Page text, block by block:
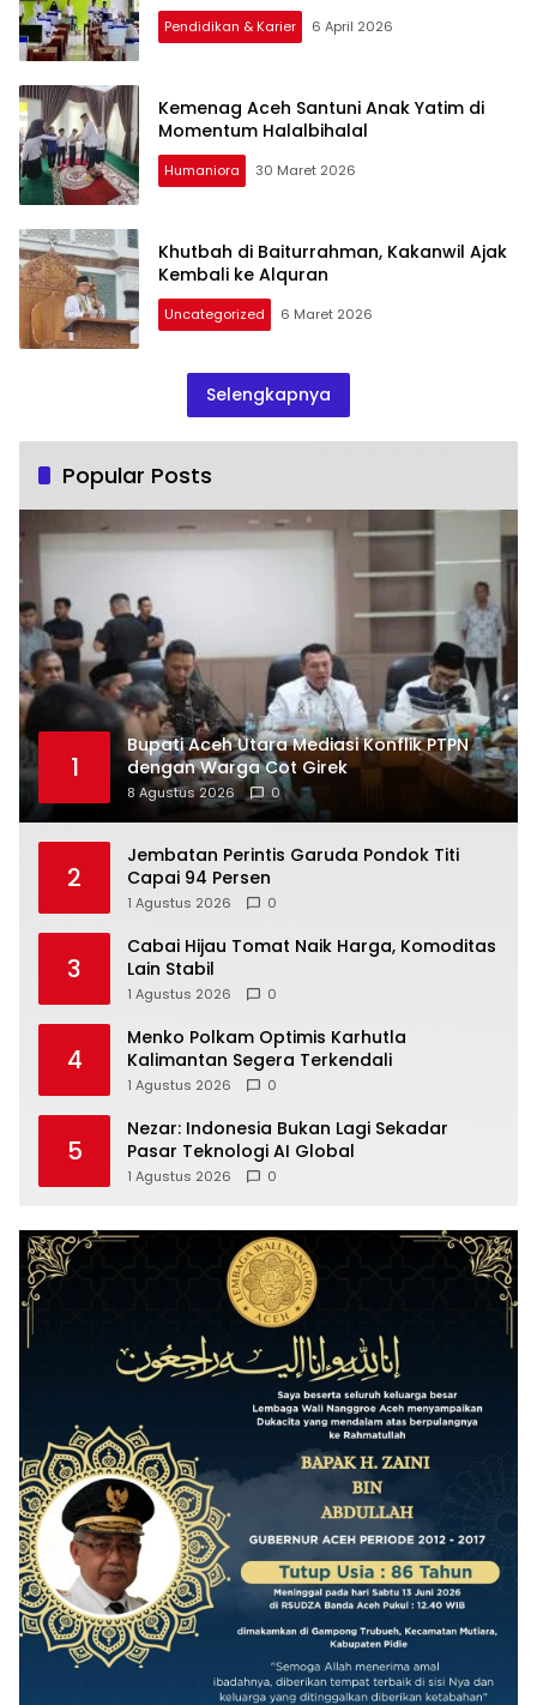
Pendidikan & Karier 6 April 2026
Kemenag Aceh Santuni Anak Yatim di
Momentum Halalbihalal
Humaniora 30 Maret 2026
Khutbah di Baiturrahman, Kakanwil Ajak
Kembali ke Alquran
Uncategorized 6 Maret 2026
Selengkapnya
Popular Posts
1
Bupati Aceh Utara Mediasi Konflik PTPN
dengan Warga Cot Girek
8 Agustus 2026 0
2
Jembatan Perintis Garuda Pondok Titi
Capai 94 Persen
1 Agustus 2026 0
3
Cabai Hijau Tomat Naik Harga, Komoditas
Lain Stabil
1 Agustus 2026 0
4
Menko Polkam Optimis Karhutla
Kalimantan Segera Terkendali
1 Agustus 2026 0
5
Nezar: Indonesia Bukan Lagi Sekadar
Pasar Teknologi AI Global
1 Agustus 2026 0